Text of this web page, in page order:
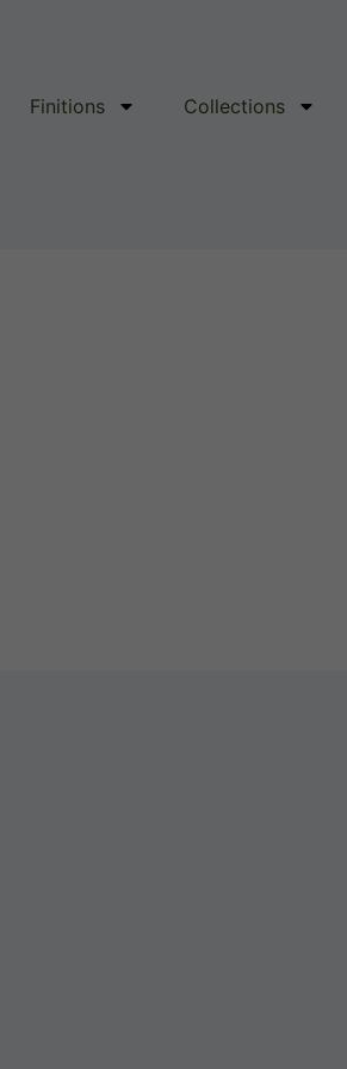
Finitions Collections